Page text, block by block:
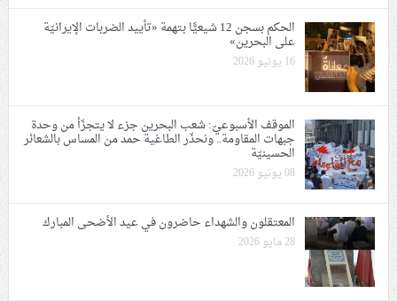
الحكم بسجن 12 شيعيًّا بتهمة «تأييد الضربات الإيرانيّة
على البحرين»
16 يونيو 2026
الموقف الأسبوعيّ: شعب البحرين جزء لا يتجزّأ من وحدة
جبهات المقاومة.. ونحذّر الطاغية حمد من المساس بالشعائر
الحسينيّة
08 يونيو 2026
المعتقلون والشهداء حاضرون في عيد الأضحى المبارك
28 مايو 2026